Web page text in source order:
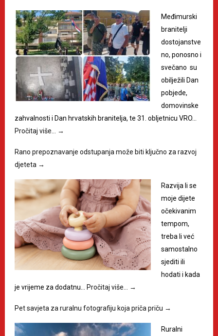
Međimurski
branitelji
dostojanstve
no, ponosno i
svečano su
obilježili Dan
pobjede,
domovinske
zahvalnosti i Dan hrvatskih branitelja, te 31. obljetnicu VRO…
Pročitaj više…
→
Rano prepoznavanje odstupanja može biti ključno za razvoj
djeteta →
Razvija li se
moje dijete
očekivanim
tempom,
treba li već
samostalno
sjediti ili
hodati i kada
je vrijeme za dodatnu…
Pročitaj više… →
Pet savjeta za ruralnu fotografiju koja priča priču →
Ruralni